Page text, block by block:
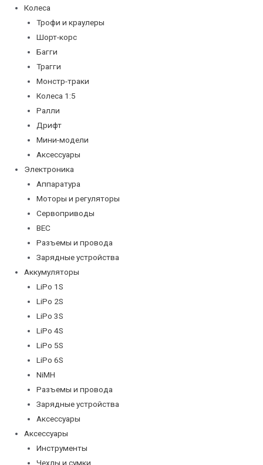
Колеса
Трофи и краулеры
Шорт-корс
Багги
Трагги
Монстр-траки
Колеса 1:5
Ралли
Дрифт
Мини-модели
Аксессуары
Электроника
Аппаратура
Моторы и регуляторы
Сервоприводы
BEC
Разъемы и провода
Зарядные устройства
Аккумуляторы
LiPo 1S
LiPo 2S
LiPo 3S
LiPo 4S
LiPo 5S
LiPo 6S
NiMH
Разъемы и провода
Зарядные устройства
Аксессуары
Аксессуары
Инструменты
Чехлы и сумки